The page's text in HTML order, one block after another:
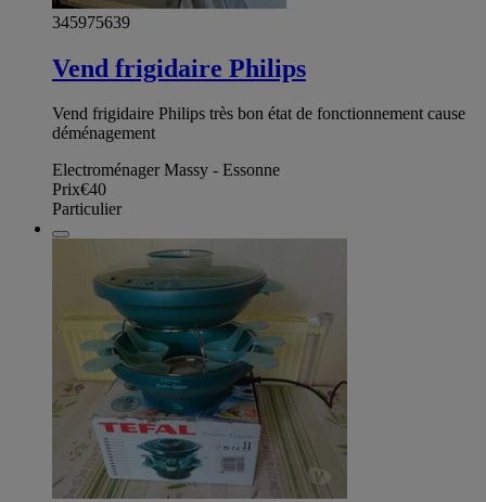
345975639
Vend frigidaire Philips
Vend frigidaire Philips très bon état de fonctionnement cause
déménagement
Electroménager Massy - Essonne
Prix€40
Particulier